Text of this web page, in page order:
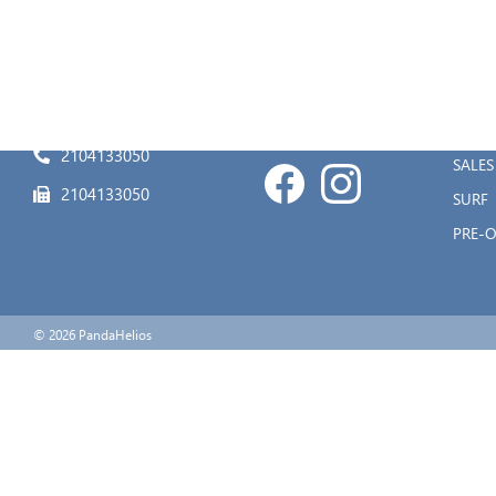
2104133050
2104133050
SALES
SURF
PRE-
© 2026 PandaHelios